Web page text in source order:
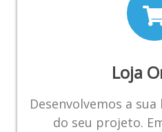
Loja
Desenvolvemos a
do seu projeto.